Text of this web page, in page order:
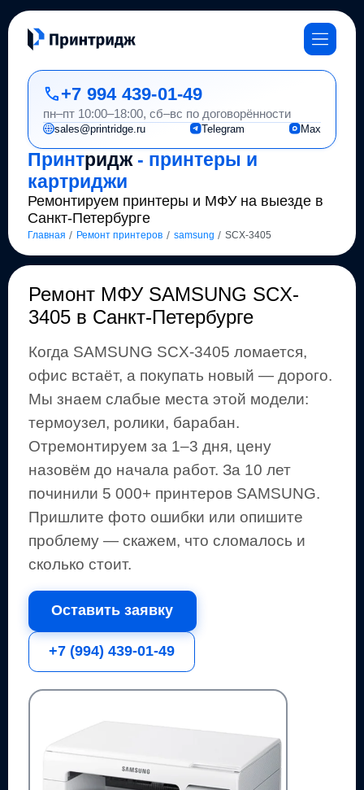
Принтридж- принтеры и
картриджи
Ремонтируем принтеры и МФУ на выезде в
Санкт-Петербурге
Главная / Ремонт принтеров / samsung / SCX-3405
+7 994 439-01-49
пн–пт 10:00–18:00, сб–вс по договорённости
sales@printridge.ru Telegram Max
Ремонт МФУ SAMSUNG SCX-
3405 в Санкт-Петербурге
Когда SAMSUNG SCX-3405 ломается,
офис встаёт, а покупать новый — дорого.
Мы знаем слабые места этой модели:
термоузел, ролики, барабан.
Отремонтируем за 1–3 дня, цену
назовём до начала работ. За 10 лет
починили 5 000+ принтеровSAMSUNG.
Пришлите фото ошибки или опишите
проблему — скажем, что сломалось и
сколько стоит.
Оставить заявку
+7 (994) 439-01-49